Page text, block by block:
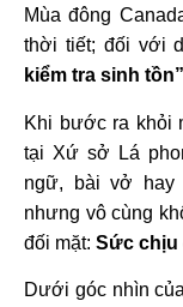
Mùa đông
thời tiết; đối với
kiểm tra sinh tồn”
Khi bước ra khỏi
tại Xứ sở Lá
ngữ, bài vở hay
nhưng vô cùng
đối mặt: Sức chịu
Dưới góc nhìn